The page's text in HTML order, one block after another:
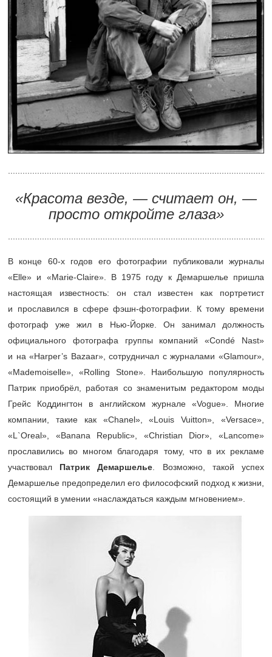
«Красота везде, — считает он, —
просто откройте глаза»
В конце 60-хгодов его фотографии публиковали журналы
«Elle» и «Marie-Claire». В 1975 году к Демаршелье пришла
настоящая известность: он стал известен как портретист
и прославился в сфере фэшн-фотографии. К тому времени
фотограф уже жил в Нью-Йорке. Он занимал должность
официального фотографа группы компаний «Condé Nast»
и на «Harper’s Bazaar», сотрудничал с журналами «Glamour»,
«Mademoiselle», «Rolling Stone». Наибольшую популярность
Патрик приобрёл, работая со знаменитым редактором моды
Грейс Коддингтон в английском журнале «Vogue». Многие
компании, такие как «Chanel», «Louis Vuitton», «Versace»,
«L`Oreal», «Banana Republic», «Christian Dior», «Lancome»
прославились во многом благодаря тому, что в их рекламе
участвовал Патрик Демаршелье. Возможно, такой успех
Демаршелье предопределил его философский подход к жизни,
состоящий в умении «наслаждаться каждым мгновением».